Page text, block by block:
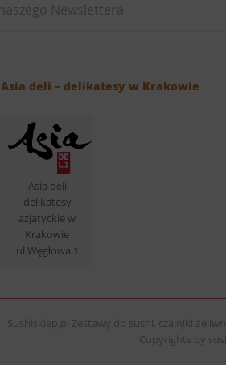
Asia deli – delikatesy w Krakowie
Asia deli
delikatesy
azjatyckie w
Krakowie
ul.Węgłowa 1
Sushisklep.pl Zestawy do sushi, czajniki
Copyrights by